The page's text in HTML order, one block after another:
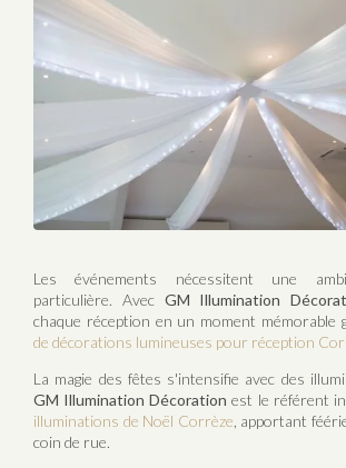
Les événements nécessitent une
particulière. Avec GM Illumination
chaque réception en un moment mémorable
de décorations lumineuses pour réception
La magie des fêtes s'intensifie avec des
GM Illumination Décoration est le référent
illuminations de Noël Corrèze , apportant
coin de rue.